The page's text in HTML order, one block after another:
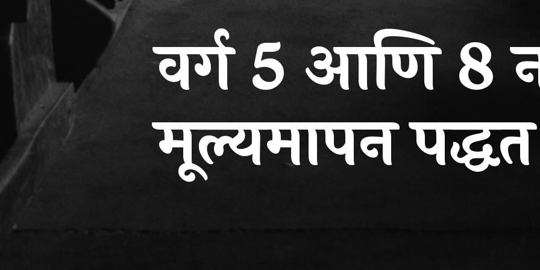
वर्ग 5 आणि 8
मूल्यमापन पद्धत